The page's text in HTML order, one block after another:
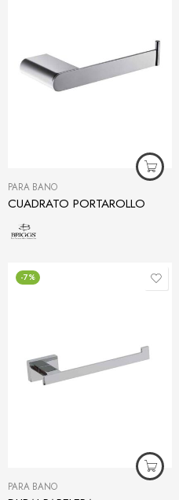
PARA BAÑO
CUADRATO PORTAROLLO
-7%
PARA BAÑO